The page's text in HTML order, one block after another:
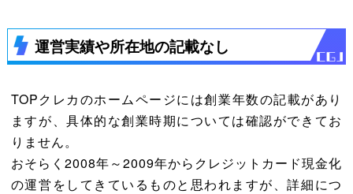
運営実績や所在地の記載なし
TOPクレカのホームページには創業年数の記載があり
ますが、具体的な創業時期については確認ができてお
りません。
おそらく2008年～2009年からクレジットカード現金化
の運営をしてきているものと思われますが、詳細につ